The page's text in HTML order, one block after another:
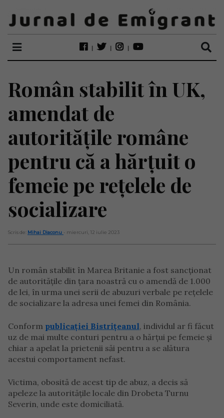
Român stabilit în UK,
amendat de
autoritățile române
pentru că a hărțuit o
femeie pe rețelele de
socializare
Scris de: Mihai Diaconu - miercuri, 12 iulie 2023
Un român stabilit în Marea Britanie a fost sancționat
de autoritățile din țara noastră cu o amendă de 1.000
de lei, în urma unei serii de abuzuri verbale pe rețelele
de socializare la adresa unei femei din România.
Conform publicației Bistrițeanul, individul ar fi făcut
uz de mai multe conturi pentru a o hărțui pe femeie și
chiar a apelat la prietenii săi pentru a se alătura
acestui comportament nefast.
Victima, obosită de acest tip de abuz, a decis să
apeleze la autoritățile locale din Drobeta Turnu
Severin, unde este domiciliată.